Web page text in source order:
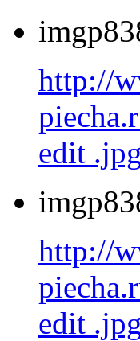
http://
edit .jpg
http://
edit .jpg